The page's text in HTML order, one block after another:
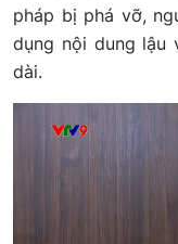
pháp bị phá vỡ,
dụng nội dung lậu
dài.